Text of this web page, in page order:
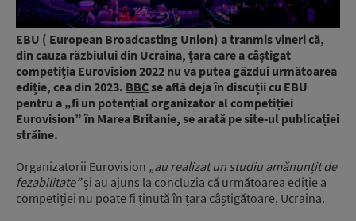
EBU ( European Broadcasting Union) a tranmis vineri că,
din cauza răzbiului din Ucraina, țara care a câștigat
competiția Eurovision 2022 nu va putea găzdui următoarea
ediție, cea din 2023. BBCse află deja în discuții cu EBU
pentru a „fi un potențial organizator al competiției
Eurovision” în Marea Britanie, se arată pe site-ul publicației
străine.
Organizatorii Eurovision „au realizat un studiu amănunțit de
fezabilitate”și au ajuns la concluzia că următoarea ediție a
competiției nu poate fi ținută în țara câștigătoare, Ucraina.